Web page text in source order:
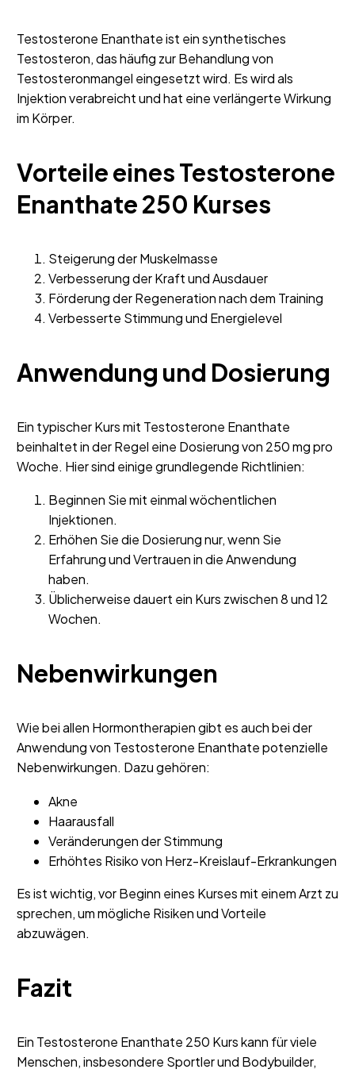
Testosterone Enanthate ist ein synthetisches
Testosteron, das häufig zur Behandlung von
Testosteronmangel eingesetzt wird. Es wird als
Injektion verabreicht und hat eine verlängerte Wirkung
im Körper.
Vorteile eines Testosterone
Enanthate 250 Kurses
Steigerung der Muskelmasse
Verbesserung der Kraft und Ausdauer
Förderung der Regeneration nach dem Training
Verbesserte Stimmung und Energielevel
Anwendung und Dosierung
Ein typischer Kurs mit Testosterone Enanthate
beinhaltet in der Regel eine Dosierung von 250 mg pro
Woche. Hier sind einige grundlegende Richtlinien:
Beginnen Sie mit einmal wöchentlichen
Injektionen.
Erhöhen Sie die Dosierung nur, wenn Sie
Erfahrung und Vertrauen in die Anwendung
haben.
Üblicherweise dauert ein Kurs zwischen 8 und 12
Wochen.
Nebenwirkungen
Wie bei allen Hormontherapien gibt es auch bei der
Anwendung von Testosterone Enanthate potenzielle
Nebenwirkungen. Dazu gehören:
Akne
Haarausfall
Veränderungen der Stimmung
Erhöhtes Risiko von Herz-Kreislauf-Erkrankungen
Es ist wichtig, vor Beginn eines Kurses mit einem Arzt zu
sprechen, um mögliche Risiken und Vorteile
abzuwägen.
Fazit
Ein Testosterone Enanthate 250 Kurs kann für viele
Menschen, insbesondere Sportler und Bodybuilder,